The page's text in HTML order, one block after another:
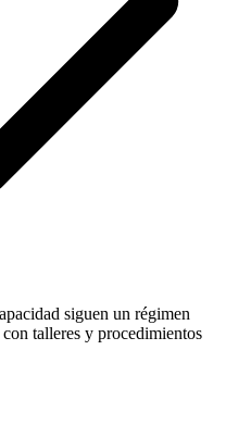
siguen un régimen
talleres y procedimientos